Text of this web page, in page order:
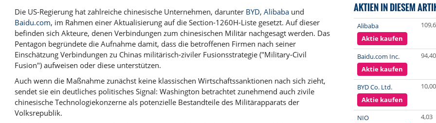
Die US-Regierung hat zahlreiche chinesische Unternehmen, darunter BYD, Alibaba und
Baidu.com, im Rahmen einer Aktualisierung auf die Section-1260H-Liste gesetzt. Auf dieser
befinden sich Akteure, denen Verbindungen zum chinesischen Militär nachgesagt werden. Das
Pentagon begründete die Aufnahme damit, dass die betroffenen Firmen nach seiner
Einschätzung Verbindungen zu Chinas militärisch-ziviler Fusionsstrategie ("Military-Civil
Fusion") aufweisen oder diese unterstützen.
Auch wenn die Maßnahme zunächst keine klassischen Wirtschaftssanktionen nach sich zieht,
sendet sie ein deutliches politisches Signal: Washington betrachtet zunehmend auch zivile
chinesische Technologiekonzerne als potenzielle Bestandteile des Militärapparats der
Volksrepublik.
AKTIEN IN DIESEM
Alibaba
Aktie kaufen
Baidu.com Inc.
Aktie kaufen
94,40
BYD Co. Ltd.
Aktie kaufen
10,00
NIO
4,03